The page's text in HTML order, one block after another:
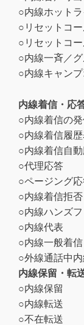
○内線ホット
○リセットコ
○リセットコ
○内線一斉／
○内線キャン
内線着信・応
○内線着信の発
○内線着信履
○内線着信自
○代理応答
○ページング
○内線着信拒否
○内線ハンズ
○内線代表
○内線一般着信
○外線通話中
内線保留・転
○内線保留
○内線転送
○不在転送